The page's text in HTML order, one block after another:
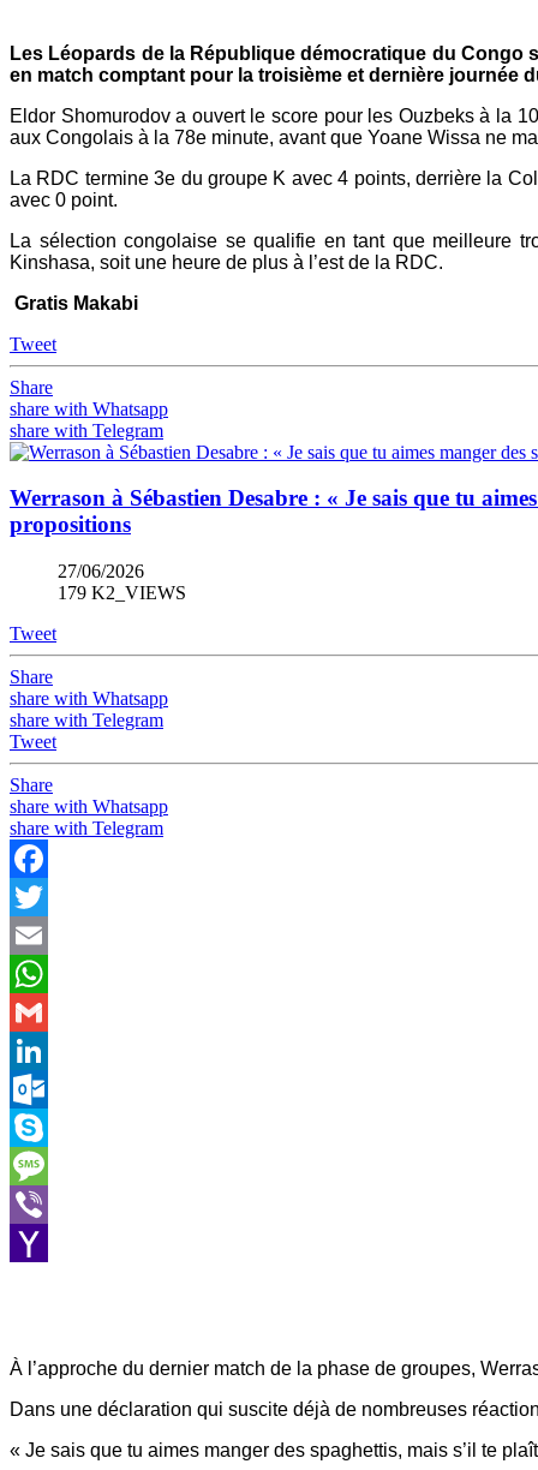
Les Léopards de la République démocratique du Congo
en match comptant pour la troisième et dernière journée
Eldor Shomurodov a ouvert le score pour les Ouzbeks à la
aux Congolais à la 78e minute, avant que Yoane Wissa ne
La RDC termine 3e du groupe K avec 4 points, derrière la
avec 0 point.
La sélection congolaise se qualifie en tant que meilleure
Kinshasa, soit une heure de plus à l’est de la RDC.
Gratis Makabi
Tweet
Share
share with Whatsapp
share with Telegram
Werrason à Sébastien Desabre : « Je sais que tu
propositions
27/06/2026
179 K2_VIEWS
Tweet
Share
share with Whatsapp
share with Telegram
Tweet
Share
share with Whatsapp
share with Telegram
Facebook
Twitter
Email
WhatsApp
Gmail
LinkedIn
Outlook.com
Skype
Message
Viber
À l’approche du dernier match de la phase de groupes,
Dans une déclaration qui suscite déjà de nombreuses
« Je sais que tu aimes manger des spaghettis, mais s’il te